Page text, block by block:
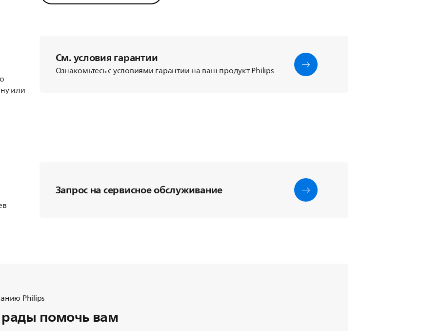
или
См. условия гарантии
Ознакомьтесь с условиями гарантии на ваш продукт Philips
Запрос на сервисное обслуживание
Philips
помочь вам